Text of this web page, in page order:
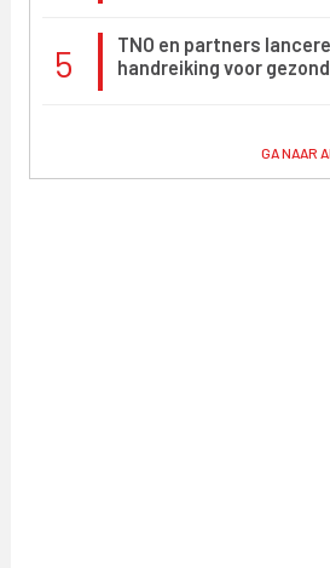
5
TNO en partners
handreiking voor
GA NAAR